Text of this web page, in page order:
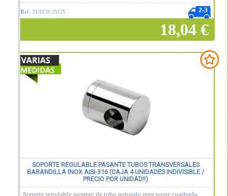
Ref. TUBOS INOX
18,04 €
SOPORTE REGULABLE PASANTE TUBOS TRANSVERSALES
BARANDILLA INOX AISI-316 (CAJA 4 UNIDADES INDIVISIBLE /
PRECIO POR UNIDAD!!)
Soporte regulable pasante de tubo redondo para poste cuadrado.